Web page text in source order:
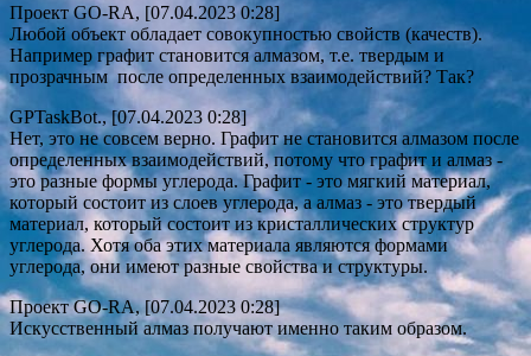
Проект GO-RA, [07.04.2023 0:28]
Любой объект обладает совокупностью свойств (качеств).
Например графит становится алмазом, т.е. твердым и
прозрачным после определенных взаимодействий? Так?
GPTaskBot., [07.04.2023 0:28]
Нет, это не совсем верно. Графит не становится алмазом после
определенных взаимодействий, потому что графит и алмаз -
это разные формы углерода. Графит - это мягкий материал,
который состоит из слоев углерода, а алмаз - это твердый
материал, который состоит из кристаллических структур
углерода. Хотя оба этих материала являются формами
углерода, они имеют разные свойства и структуры.
Проект GO-RA, [07.04.2023 0:28]
Искусственный алмаз получают именно таким образом.